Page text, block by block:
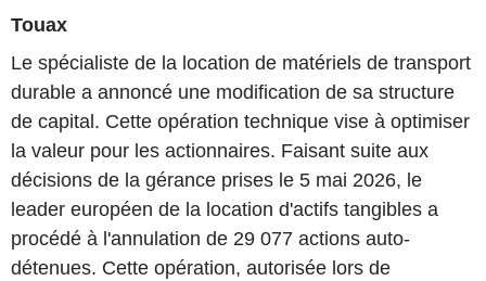
Touax
Le spécialiste de la location de matériels de transport
durable a annoncé une modification de sa structure
de capital. Cette opération technique vise à optimiser
la valeur pour les actionnaires. Faisant suite aux
décisions de la gérance prises le 5 mai 2026, le
leader européen de la location d'actifs tangibles a
procédé à l'annulation de 29 077 actions auto-
détenues. Cette opération, autorisée lors de